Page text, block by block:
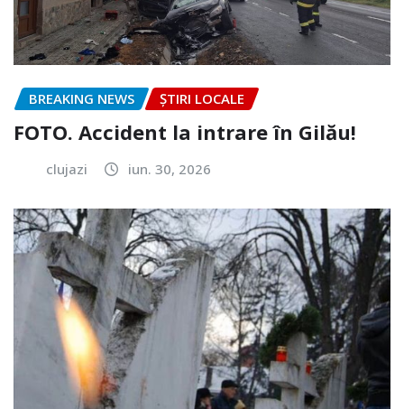
BREAKING NEWS ȘTIRI LOCALE
FOTO. Accident la intrare în Gilău!
clujazi iun. 30, 2026